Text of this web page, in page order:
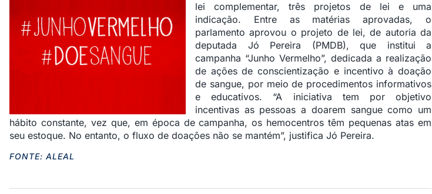
lei complementar, três projetos de lei e uma
indicação. Entre as matérias aprovadas, o
parlamento aprovou o projeto de lei, de autoria da
deputada Jó Pereira (PMDB), que institui a
campanha “Junho Vermelho”, dedicada a realização
de ações de conscientização e incentivo à doação
de sangue, por meio de procedimentos informativos
e educativos. “A iniciativa tem por objetivo
incentivas as pessoas a doarem sangue como um
hábito constante, vez que, em época de campanha, os hemocentros têm pequenas atas em
seu estoque. No entanto, o fluxo de doações não se mantém”, justifica Jó Pereira.
FONTE: ALEAL